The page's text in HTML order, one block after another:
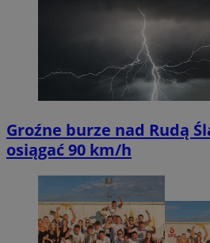
Groźne burze nad Rudą
osiągać 90 km/h